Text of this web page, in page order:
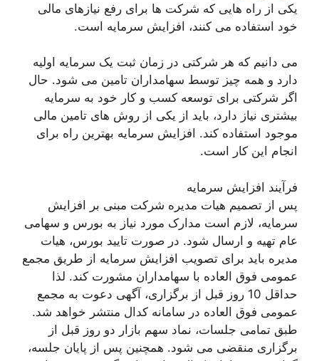
یکی از راه هایی که شرکت ها برای رفع نیازهای مالی
خود استفاده می کنند، افزایش سرمایه است.
می دانیم که هر شرکتی در زمان ثبت یک سرمایه اولیه
دارد و همه چیز توسط سهامداران تامین می شود. حال
اگر شرکتی برای توسعه کسب و کار خود به سرمایه
بیشتری نیاز دارد، باید از یکی از روش های تامین مالی
موجود استفاده کند. افزایش سرمایه بهترین راه برای
انجام این کار است.
فرآیند افزایش سرمایه
پس از تصمیم هیات مدیره شرکت مبنی بر افزایش
سرمایه، لازم است مدارک مورد نیاز به بورس و سهامی
عام تهیه و ارسال شود. در صورت تایید بورس، هیات
مدیره باید برای تصویب افزایش سرمایه از طریق مجمع
عمومی فوق العاده با سهامداران مشورت کند. لذا
حداقل 10 روز قبل از برگزاری، آگهی دعوت به مجمع
عمومی فوق العاده در سامانه کدال منتشر خواهد شد.
طبق تمامی جلسات، نماد سهم بازار دو روز قبل از
برگزاری منقضی می شود. همچنین پس از پایان جلسه،